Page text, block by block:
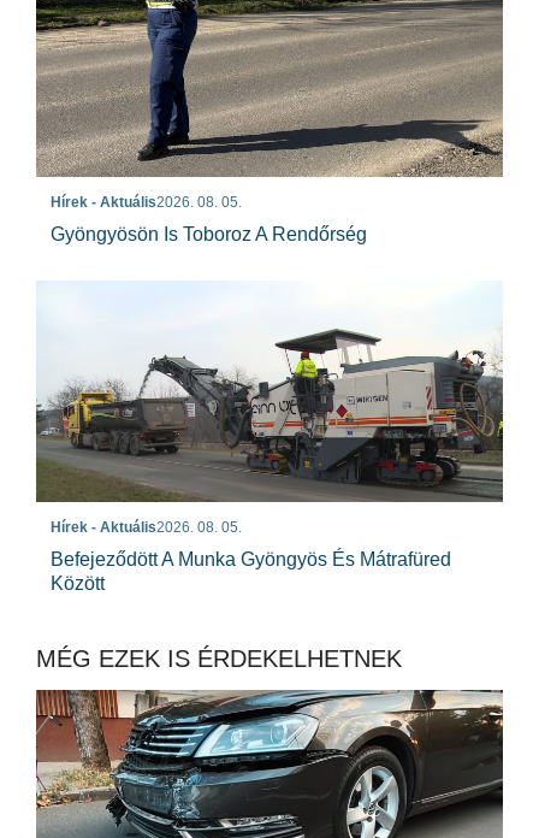
Hírek - Aktuális2026. 08. 05.
Gyöngyösön Is Toboroz A Rendőrség
Hírek - Aktuális2026. 08. 05.
Befejeződött A Munka Gyöngyös És Mátrafüred
Között
MÉG EZEK IS ÉRDEKELHETNEK